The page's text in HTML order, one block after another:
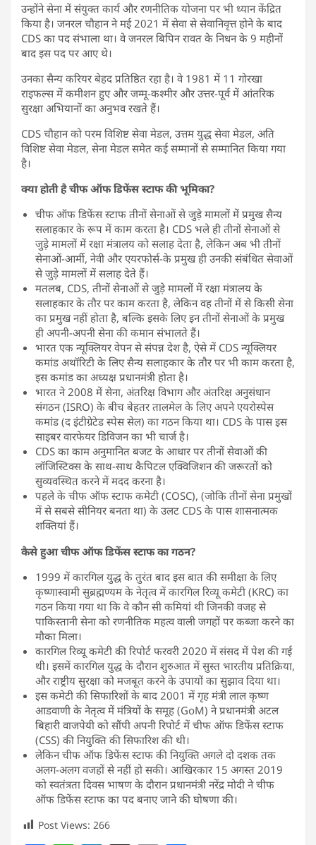
उन्होंने सेना में संयुक्त कार्य और रणनीतिक योजना पर भी ध्यान केंद्रित
किया है। जनरल चौहान ने मई 2021 में सेवा से सेवानिवृत्त होने के बाद
CDS का पद संभाला था। वे जनरल बिपिन रावत के निधन के 9 महीनों
बाद इस पद पर आए थे।
उनका सैन्य करियर बेहद प्रतिष्ठित रहा है। वे 1981 में 11 गोरखा
राइफल्स में कमीशन हुए और जम्मू-कश्मीर और उत्तर-पूर्व में आंतरिक
सुरक्षा अभियानों का अनुभव रखते हैं।
CDS चौहान को परम विशिष्ट सेवा मेडल, उत्तम युद्ध सेवा मेडल, अति
विशिष्ट सेवा मेडल, सेना मेडल समेत कई सम्मानों से सम्मानित किया गया
है।
क्या होती है चीफ ऑफ डिफेंस स्टाफ की भूमिका?
चीफ ऑफ डिफेंस स्टाफ तीनों सेनाओं से जुड़े मामलों में प्रमुख सैन्य
सलाहकार के रूप में काम करता है। CDS भले ही तीनों सेनाओं से
जुड़े मामलों में रक्षा मंत्रालय को सलाह देता है, लेकिन अब भी तीनों
सेनाओं-आर्मी, नेवी और एयरफोर्स-के प्रमुख ही उनकी संबंधित सेवाओं
से जुड़े मामलों में सलाह देते हैं।
मतलब, CDS, तीनों सेनाओं से जुड़े मामलों में रक्षा मंत्रालय के
सलाहकार के तौर पर काम करता है, लेकिन वह तीनों में से किसी सेना
का प्रमुख नहीं होता है, बल्कि इसके लिए इन तीनों सेनाओं के प्रमुख
ही अपनी-अपनी सेना की कमान संभालते हैं।
भारत एक न्यूक्लियर वेपन से संपन्न देश है, ऐसे में CDS न्यूक्लियर
कमांड अथॉरिटी के लिए सैन्य सलाहकार के तौर पर भी काम करता है,
इस कमांड का अध्यक्ष प्रधानमंत्री होता है।
भारत ने 2008 में सेना, अंतरिक्ष विभाग और अंतरिक्ष अनुसंधान
संगठन (ISRO) के बीच बेहतर तालमेल के लिए अपने एयरोस्पेस
कमांड (द इंटीग्रेटेड स्पेस सेल) का गठन किया था। CDS के पास इस
साइबर वारफेयर डिविजन का भी चार्ज है।
CDS का काम अनुमानित बजट के आधार पर तीनों सेवाओं की
लॉजिस्टिक्स के साथ-साथ कैपिटल एक्विजिशन की जरूरतों को
सुव्यवस्थित करने में मदद करना है।
पहले के चीफ ऑफ स्टाफ कमेटी (COSC), (जोकि तीनों सेना प्रमुखों
में से सबसे सीनियर बनता था) के उलट CDS के पास शासनात्मक
शक्तियां हैं।
कैसे हुआ चीफ ऑफ डिफेंस स्टाफ का गठन?
1999 में कारगिल युद्ध के तुरंत बाद इस बात की समीक्षा के लिए
कृष्णास्वामी सुब्रह्मण्यम के नेतृत्व में कारगिल रिव्यू कमेटी (KRC) का
गठन किया गया था कि वे कौन सी कमियां थी जिनकी वजह से
पाकिस्तानी सेना को रणनीतिक महत्व वाली जगहों पर कब्जा करने का
मौका मिला।
कारगिल रिव्यू कमेटी की रिपोर्ट फरवरी 2020 में संसद में पेश की गई
थी। इसमें कारगिल युद्ध के दौरान शुरुआत में सुस्त भारतीय प्रतिक्रिया,
और राष्ट्रीय सुरक्षा को मजबूत करने के उपायों का सुझाव दिया था।
इस कमेटी की सिफारिशों के बाद 2001 में गृह मंत्री लाल कृष्ण
आडवाणी के नेतृत्व में मंत्रियों के समूह (GoM) ने प्रधानमंत्री अटल
बिहारी वाजपेयी को सौंपी अपनी रिपोर्ट में चीफ ऑफ डिफेंस स्टाफ
(CSS) की नियुक्ति की सिफारिश की थी।
लेकिन चीफ ऑफ डिफेंस स्टाफ की नियुक्ति अगले दो दशक तक
अलग-अलग वजहों से नहीं हो सकी। आखिरकार 15 अगस्त 2019
को स्वतंत्रता दिवस भाषण के दौरान प्रधानमंत्री नरेंद्र मोदी ने चीफ
ऑफ डिफेंस स्टाफ का पद बनाए जाने की घोषणा की।
Post Views: 266